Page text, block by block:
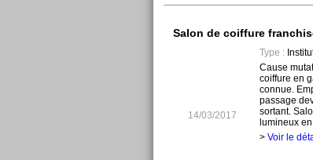
Salon de coiffure
14/03/2017
Type :
Cause
coiffure en
connue.
passage
sortant.
lumineux
> Voir le